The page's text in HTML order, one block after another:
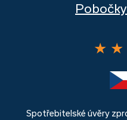
★ ★
Spotřebitelské úvěry